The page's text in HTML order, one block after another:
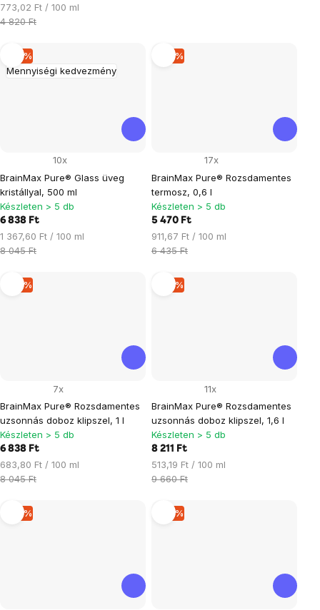
Egységár:
773,02 Ft / 100 ml
4 820 Ft
Mennyiségi kedvezmény
–15 %
BrainMax Pure® Glass üveg
kristállyal, 500 ml
10x
Készleten > 5 db
6 838 Ft
Egységár:
1 367,60 Ft / 100 ml
8 045 Ft
–15 %
BrainMax Pure® Rozsdamentes
termosz, 0,6 l
17x
Készleten > 5 db
5 470 Ft
Egységár:
911,67 Ft / 100 ml
6 435 Ft
–15 %
BrainMax Pure® Rozsdamentes
uzsonnás doboz klipszel, 1 l
7x
Készleten > 5 db
6 838 Ft
Egységár:
683,80 Ft / 100 ml
8 045 Ft
–15 %
BrainMax Pure® Rozsdamentes
uzsonnás doboz klipszel, 1,6 l
11x
Készleten > 5 db
8 211 Ft
Egységár:
513,19 Ft / 100 ml
9 660 Ft
–15 % –15 %